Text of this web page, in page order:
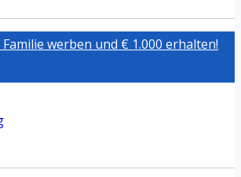
werben und € 1.000 erhalten!